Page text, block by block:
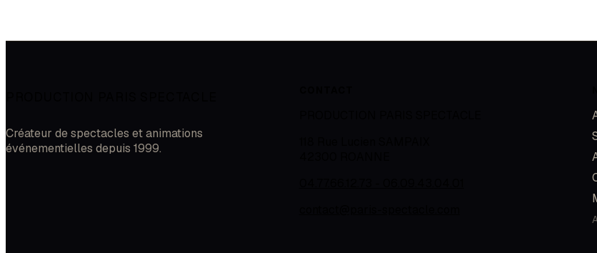
Créateur de spectacles et animations
événementielles depuis 1999.